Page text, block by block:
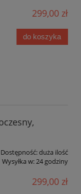
299,00 zł
do koszyka
Dostępność:duża ilość
Wysyłka w:24 godziny
299,00 zł